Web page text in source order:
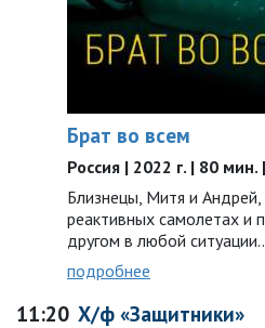
Брат во всем
Россия | 2022 г. | 80
Близнецы, Митя и
реактивных самолетах и
другом в любой
подробнее
11:20 Х/ф «Защитники»